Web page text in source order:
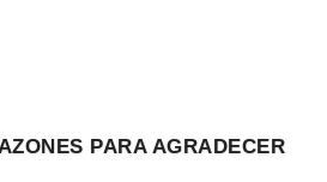
PARA AGRADECER